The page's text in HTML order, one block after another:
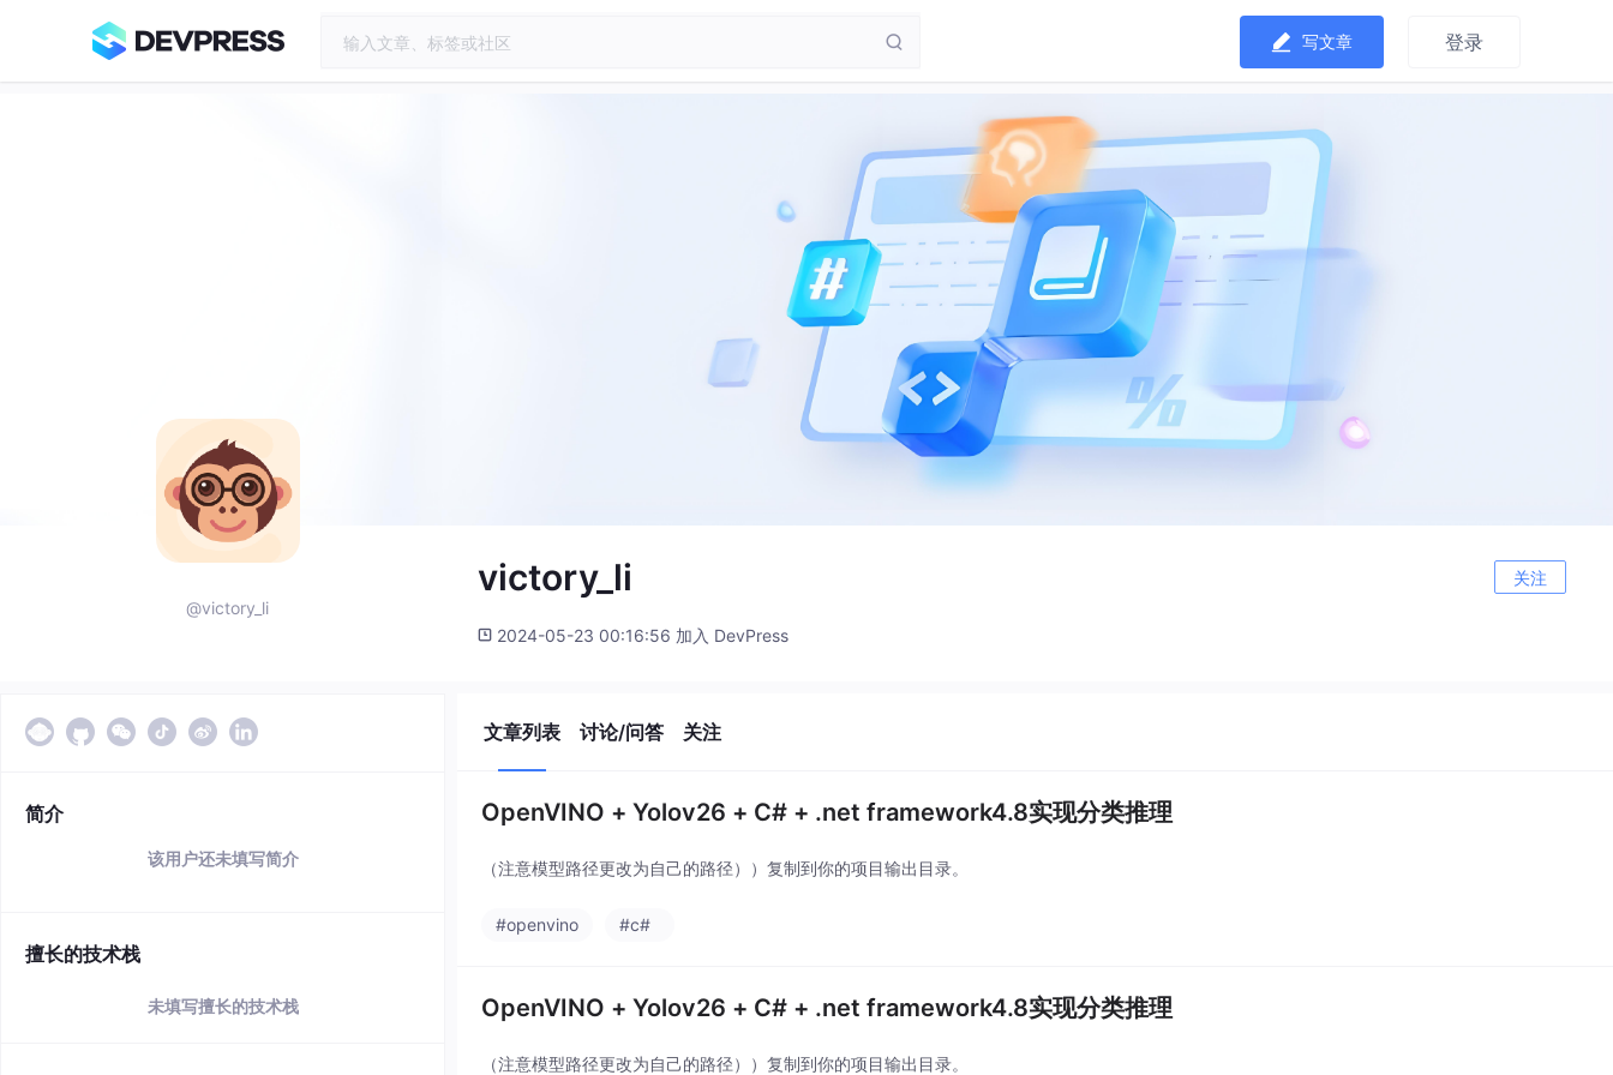
写文章 登录
@victory_li
victory_li 关注
2024-05-23 00:16:56 加入 DevPress
简介
该用户还未填写简介
擅长的技术栈
未填写擅长的技术栈
文章列表 讨论/问答 关注
OpenVINO + Yolov26 + C# + .net framework4.8实现分类推理
（注意模型路径更改为自己的路径））复制到你的项目输出目录。
#openvino #c#
OpenVINO + Yolov26 + C# + .net framework4.8实现分类推理
（注意模型路径更改为自己的路径））复制到你的项目输出目录。